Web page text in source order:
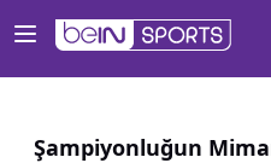
Şampiyonluğun